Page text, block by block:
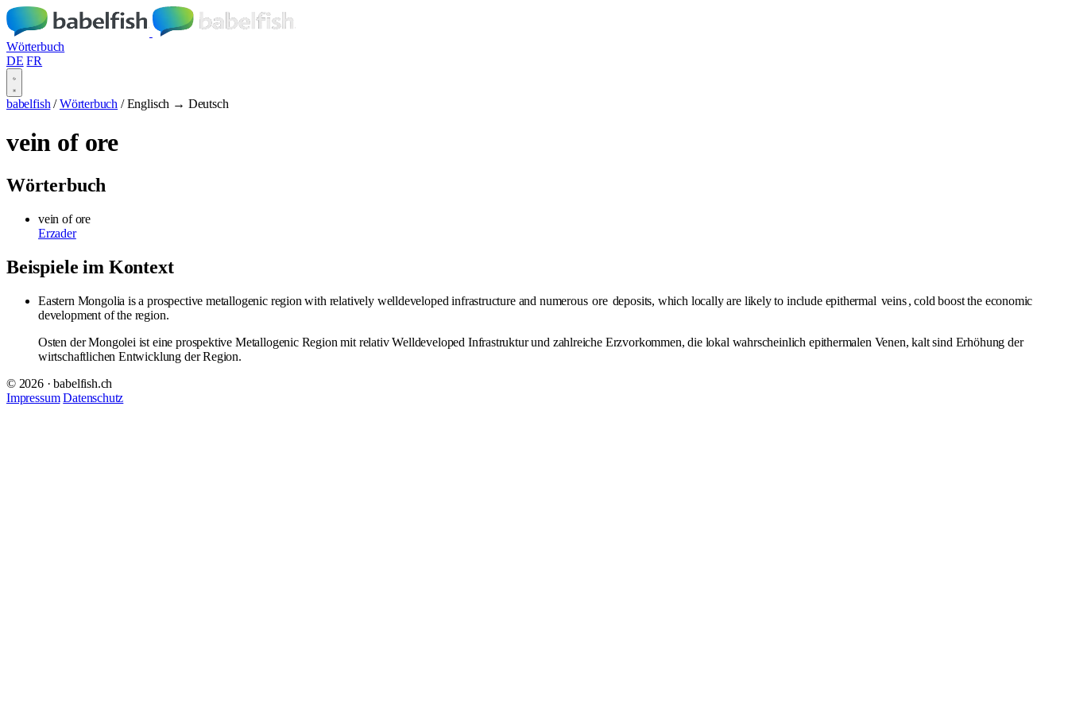
Wörterbuch
DE FR
babelfish / Wörterbuch / Englisch → Deutsch
vein of ore
Wörterbuch
vein of ore
Erzader
Beispiele im Kontext
Eastern Mongolia is a prospective metallogenic region with relatively welldeveloped infrastructure and numerous ore deposits, which locally are likely to include epithermal veins, cold boost the economic
development of the region.
Osten der Mongolei ist eine prospektive Metallogenic Region mit relativ Welldeveloped Infrastruktur und zahlreiche Erzvorkommen, die lokal wahrscheinlich epithermalen Venen, kalt sind Erhöhung der
wirtschaftlichen Entwicklung der Region.
© 2026 · babelfish.ch
Impressum Datenschutz